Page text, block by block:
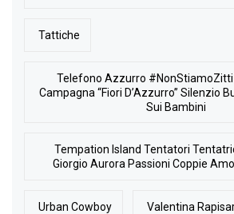
Tattiche
Telefono Azzurro #NonStiamoZitti
Campagna “Fiori D’Azzurro” Silenzio
Sui Bambini
Tempation Island Tentatori
Giorgio Aurora Passioni Coppie
Urban Cowboy Valentina